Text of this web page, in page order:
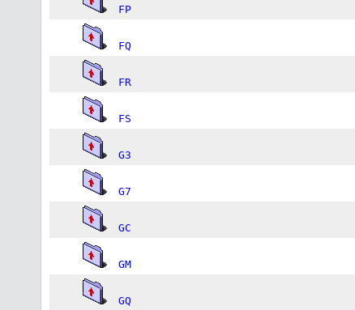
FP
FQ
FR
FS
G3
G7
GC
GM
GQ